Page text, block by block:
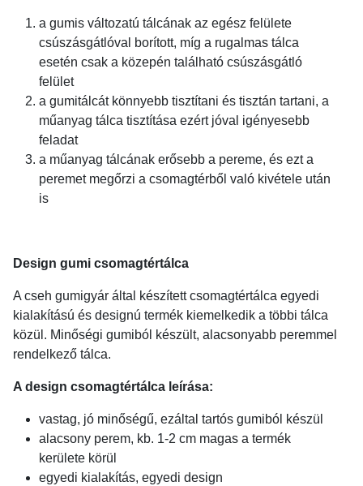
a gumis változatú tálcának az egész felülete
csúszásgátlóval borított, míg a rugalmas tálca
esetén csak a közepén található csúszásgátló
felület
a gumitálcát könnyebb tisztítani és tisztán tartani, a
műanyag tálca tisztítása ezért jóval igényesebb
feladat
a műanyag tálcának erősebb a pereme, és ezt a
peremet megőrzi a csomagtérből való kivétele után
is
Design gumi csomagtértálca
A cseh gumigyár által készített csomagtértálca egyedi
kialakítású és designú termék kiemelkedik a többi tálca
közül. Minőségi gumiból készült, alacsonyabb peremmel
rendelkező tálca.
A design csomagtértálca leírása:
vastag, jó minőségű, ezáltal tartós gumiból készül
alacsony perem, kb. 1-2 cm magas a termék
kerülete körül
egyedi kialakítás, egyedi design